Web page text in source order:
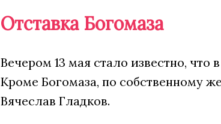
Отставка Богомаза
Вечером 13 мая стало известно, что
Кроме Богомаза, по собственному
Вячеслав Гладков.